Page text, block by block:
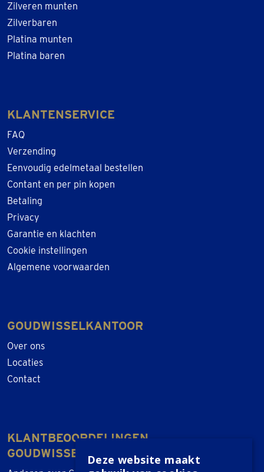
Zilveren munten
Zilverbaren
Platina munten
Platina baren
KLANTENSERVICE
FAQ
Verzending
Eenvoudig edelmetaal bestellen
Contant en per pin kopen
Betaling
Privacy
Garantie en klachten
Cookie instellingen
Algemene voorwaarden
GOUDWISSELKANTOOR
Over ons
Locaties
Contact
KLANTBEOORDELINGEN
GOUDWISSELKANTOORDeze website maakt